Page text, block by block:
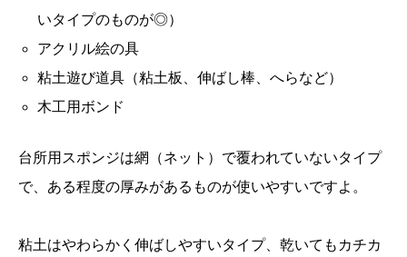
いタイプのものが◎）
アクリル絵の具
粘土遊び道具（粘土板、伸ばし棒、へらなど）
木工用ボンド
台所用スポンジは網（ネット）で覆われていないタイプ
で、ある程度の厚みがあるものが使いやすいですよ。
粘土はやわらかく伸ばしやすいタイプ、乾いてもカチカ